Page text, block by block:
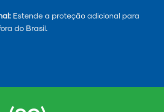
Estende a proteção adicional para
do Brasil.